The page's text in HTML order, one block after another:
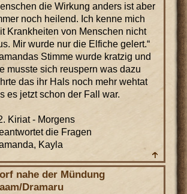
die Wirkung anders ist aber
noch heilend. Ich kenne mich
Krankheiten von Menschen nicht
Mir wurde nur die Elfiche gelert.“
Stimme wurde kratzig und
musste sich reuspern was dazu
das ihr Hals noch mehr wehtat
es jetzt schon der Fall war.
Kiriat - Morgens
die Fragen
Kayla
nahe der Mündung
Dramaru